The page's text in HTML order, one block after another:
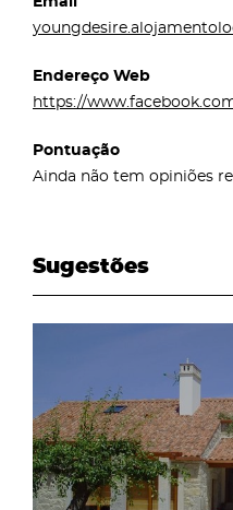
Endereço Web
https://
Pontuação
Ainda não tem opiniões
Sugestões